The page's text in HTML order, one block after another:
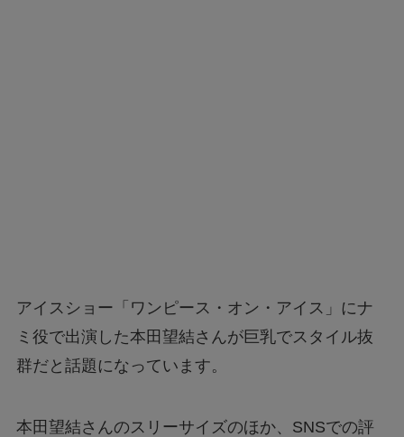
アイスショー「ワンピース・オン・アイス」にナ
ミ役で出演した本田望結さんが巨乳でスタイル抜
群だと話題になっています。
本田望結さんのスリーサイズのほか、SNSでの評